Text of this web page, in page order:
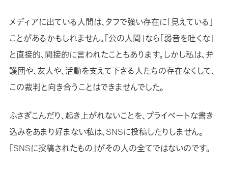
メディアに出ている人間は、タフで強い存在に「見えている」
ことがあるかもしれません。「公の人間」なら「弱音を吐くな」
と直接的、間接的に言われたこともあります。しかし私は、弁
護団や、友人や、活動を支えて下さる人たちの存在なくして、
この裁判と向き合うことはできませんでした。
ふさぎこんだり、起き上がれないことを、プライベートな書き
込みをあまり好まない私は、SNSに投稿したりしません。
「SNSに投稿されたもの」がその人の全てではないのです。